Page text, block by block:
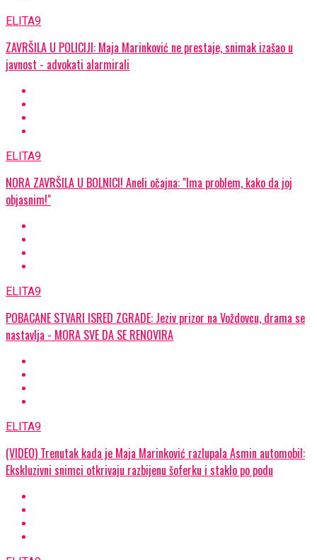
ELITA9
ZAVRŠILA U POLICIJI: Maja Marinković ne prestaje, snimak izašao u
javnost - advokati alarmirali
ELITA9
NORA ZAVRŠILA U BOLNICI! Aneli očajna: "Ima problem, kako da joj
objasnim!"
ELITA9
POBACANE STVARI ISRED ZGRADE: Jeziv prizor na Voždovcu, drama se
nastavlja - MORA SVE DA SE RENOVIRA
ELITA9
(VIDEO) Trenutak kada je Maja Marinković razlupala Asmin automobil:
Ekskluzivni snimci otkrivaju razbijenu šoferku i staklo po podu